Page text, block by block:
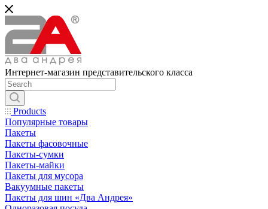
Интернет-магазин представительского класса
Products
Популярные товары
Пакеты
Пакеты фасовочные
Пакеты-сумки
Пакеты-майки
Пакеты для мусора
Вакуумные пакеты
Пакеты для шин «Два Андрея»